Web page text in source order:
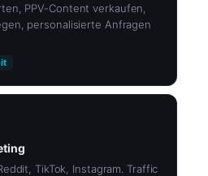
PPV-Content verkaufen,
personalisierte Anfragen
TikTok, Instagram. Traffic